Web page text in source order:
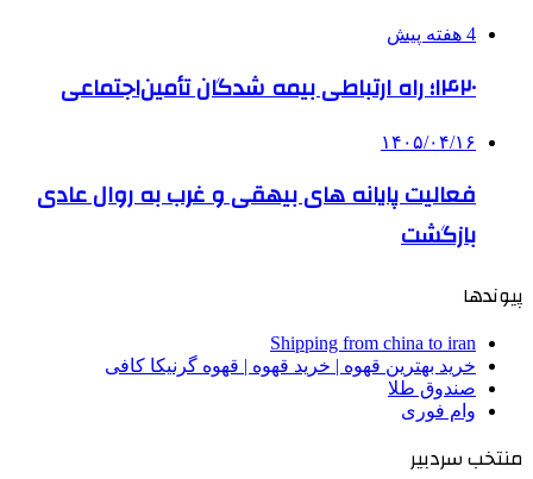
4 هفته پیش
۱۴۲۰؛ راه ارتباطی بیمه شدگان تأمین‌اجتماعی
۱۴۰۵/۰۴/۱۶
فعالیت پایانه های بیهقی و غرب به روال عادی
بازگشت
پیوندها
Shipping from china to iran
خرید بهترین قهوه | خرید قهوه | قهوه گرنیکا کافی
صندوق طلا
وام فوری
منتخب سردبیر